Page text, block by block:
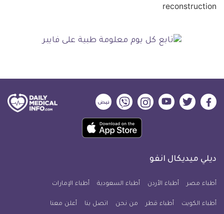
ديلي
فيسبوك
ديلي
تويتر
ديلي
ميديكال
يوتيوب
ديلي
ميديكال
انفو
ديلي
ميديكال
انفو
ديلي
ميديكال
انفو
حمل
تطبيق
معلومة
للآيفون
ديلي ميديكال انفو
أطباء مصر أطباء الأردن أطباء السعودية أطباء الإمارات
أطباء الكويت أطباء قطر من نحن اتصل بنا أعلن معنا